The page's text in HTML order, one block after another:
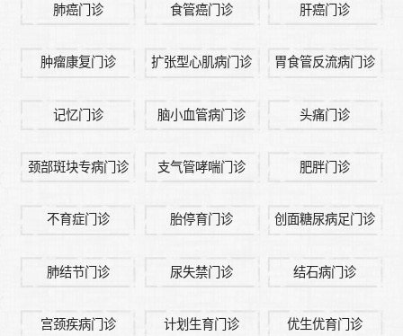
肺癌门诊 食管癌门诊 肝癌门诊
肿瘤康复门诊 扩张型心肌病门诊 胃食管反流病门诊
记忆门诊 脑小血管病门诊 头痛门诊
颈部斑块专病门诊 支气管哮喘门诊 肥胖门诊
不育症门诊 胎停育门诊 创面糖尿病足门诊
肺结节门诊 尿失禁门诊 结石病门诊
宫颈疾病门诊 计划生育门诊 优生优育门诊